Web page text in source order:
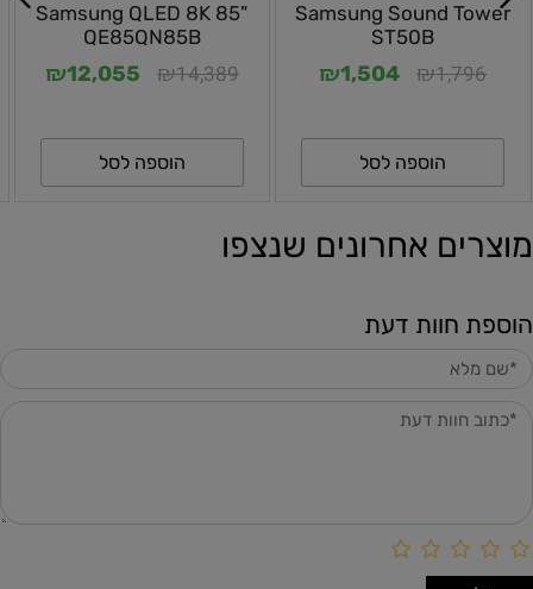
Samsung ‎QLED 8K 85"
QE85QN85B
₪14,389
₪12,055
הוספה לסל
Samsung Sound Tower
ST50B
₪1,796
₪1,504
הוספה לסל
מוצרים אחרונים שנצפו
הוספת חוות דעת